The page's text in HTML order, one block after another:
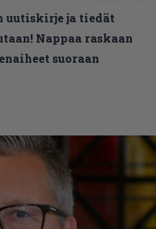
uutiskirje ja tiedät
Nappaa raskaan
suoraan